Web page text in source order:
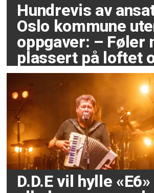
Hundrevis av
Oslo kommune
oppgaver: – Føler
plassert på loftet
D.D.E vil hylle